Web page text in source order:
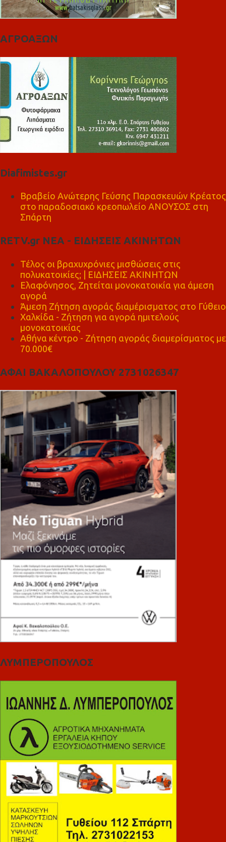
ΑΓΡΟΑΞΩΝ
Diafimistes.gr
Βραβείο Ανώτερης Γεύσης Παρασκευών Κρέατος
στο παραδοσιακό κρεοπωλείο ΑΝΟΥΣΟΣ στη
Σπάρτη
RETV.gr ΝΕΑ - ΕΙΔΗΣΕΙΣ ΑΚΙΝΗΤΩΝ
Τέλος οι βραχυχρόνιες μισθώσεις στις
πολυκατοικίες; | ΕΙΔΗΣΕΙΣ ΑΚΙΝΗΤΩΝ
Ελαφόνησος, Ζητείται μονοκατοικία για άμεση
αγορά
Άμεση Ζήτηση αγοράς διαμέρισματος στο Γύθειο
Χαλκίδα - Ζήτηση για αγορά ημιτελούς
μονοκατοικίας
Αθήνα κέντρο - Ζήτηση αγοράς διαμερίσματος με
70.000€
ΑΦΑΙ ΒΑΚΑΛΟΠΟΥΛΟΥ 2731026347
ΛΥΜΠΕΡΟΠΟΥΛΟΣ